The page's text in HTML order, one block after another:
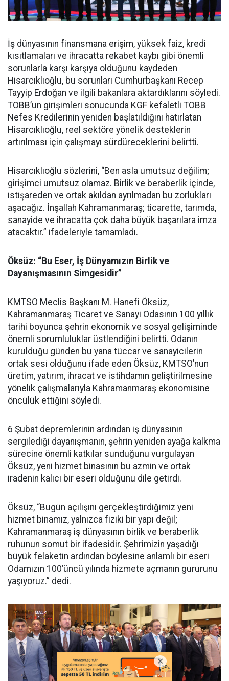
İş dünyasının finansmana erişim, yüksek faiz, kredi
kısıtlamaları ve ihracatta rekabet kaybı gibi önemli
sorunlarla karşı karşıya olduğunu kaydeden
Hisarcıklıoğlu, bu sorunları Cumhurbaşkanı Recep
Tayyip Erdoğan ve ilgili bakanlara aktardıklarını söyledi.
TOBB’un girişimleri sonucunda KGF kefaletli TOBB
Nefes Kredilerinin yeniden başlatıldığını hatırlatan
Hisarcıklıoğlu, reel sektöre yönelik desteklerin
artırılması için çalışmayı sürdüreceklerini belirtti.
Hisarcıklıoğlu sözlerini, “Ben asla umutsuz değilim;
girişimci umutsuz olamaz. Birlik ve beraberlik içinde,
istişareden ve ortak akıldan ayrılmadan bu zorlukları
aşacağız. İnşallah Kahramanmaraş; ticarette, tarımda,
sanayide ve ihracatta çok daha büyük başarılara imza
atacaktır.” ifadeleriyle tamamladı.
Öksüz: “Bu Eser, İş Dünyamızın Birlik ve
Dayanışmasının Simgesidir”
KMTSO Meclis Başkanı M. Hanefi Öksüz,
Kahramanmaraş Ticaret ve Sanayi Odasının 100 yıllık
tarihi boyunca şehrin ekonomik ve sosyal gelişiminde
önemli sorumluluklar üstlendiğini belirtti. Odanın
kurulduğu günden bu yana tüccar ve sanayicilerin
ortak sesi olduğunu ifade eden Öksüz, KMTSO’nun
üretim, yatırım, ihracat ve istihdamın geliştirilmesine
yönelik çalışmalarıyla Kahramanmaraş ekonomisine
öncülük ettiğini söyledi.
6 Şubat depremlerinin ardından iş dünyasının
sergilediği dayanışmanın, şehrin yeniden ayağa kalkma
sürecine önemli katkılar sunduğunu vurgulayan
Öksüz, yeni hizmet binasının bu azmin ve ortak
iradenin kalıcı bir eseri olduğunu dile getirdi.
Öksüz, “Bugün açılışını gerçekleştirdiğimiz yeni
hizmet binamız, yalnızca fiziki bir yapı değil;
Kahramanmaraş iş dünyasının birlik ve beraberlik
ruhunun somut bir ifadesidir. Şehrimizin yaşadığı
büyük felaketin ardından böylesine anlamlı bir eseri
Odamızın 100’üncü yılında hizmete açmanın gururunu
yaşıyoruz.” dedi.